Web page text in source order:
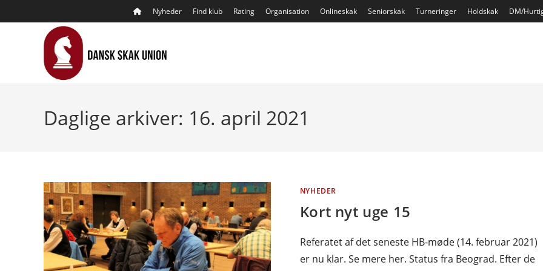
to
Nyheder Find klub Rating Organisation Onlineskak Seniorskak Turneringer Holdskak DM/
Daglige arkiver: 16. april 2021
NYHEDER
Kort nyt uge 15
Referatet af det seneste HB-møde (14. februar 2021)
er nu klar. Se mere her. Status fra Beograd. Efter de